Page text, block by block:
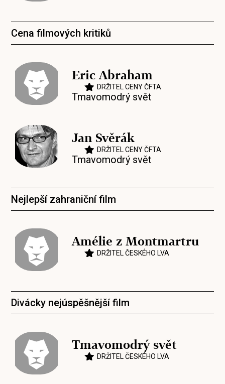
Cena filmových kritiků
Eric Abraham
DRŽITEL CENY ČFTA
Tmavomodrý svět
Jan Svěrák
DRŽITEL CENY ČFTA
Tmavomodrý svět
Nejlepší zahraniční film
Amélie z Montmartru
DRŽITEL ČESKÉHO LVA
Divácky nejúspěšnější film
Tmavomodrý svět
DRŽITEL ČESKÉHO LVA